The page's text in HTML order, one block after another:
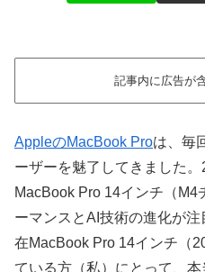
記事内に広告が
AppleのMacBook Proは、毎
ーザーを魅了してきました
MacBook Pro 14インチ（M4
ーマンスとAI技術の進化が
在MacBook Pro 14インチ（
ている方（私）にとって、